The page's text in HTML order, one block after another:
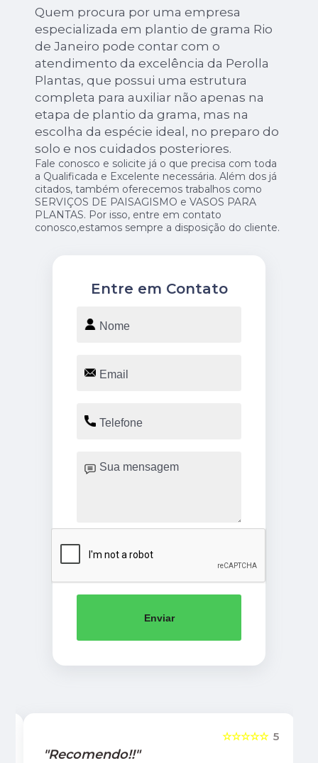
Quem procura por uma empresa
especializada em plantio de grama Rio
de Janeiro pode contar com o
atendimento da excelência da Perolla
Plantas, que possui uma estrutura
completa para auxiliar não apenas na
etapa de plantio da grama, mas na
escolha da espécie ideal, no preparo do
solo e nos cuidados posteriores.
Fale conosco e solicite já o que precisa com toda
a Qualificada e Excelente necessária. Além dos já
citados, também oferecemos trabalhos como
SERVIÇOS DE PAISAGISMO e VASOS PARA
PLANTAS. Por isso, entre em contato
conosco,estamos sempre a disposição do cliente.
Entre em Contato
Enviar
5
☆☆☆☆☆
"Recomendo!!"